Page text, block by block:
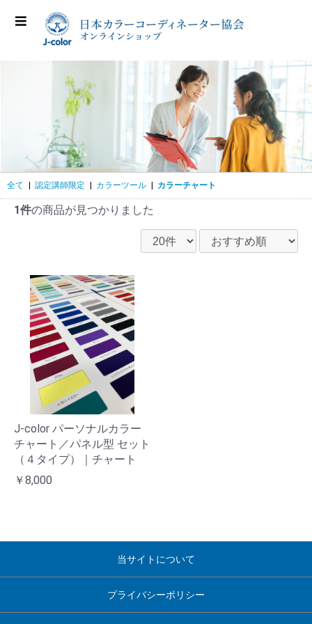
全て 認定講師限定 カラーツール カラーチャート
1件の商品が見つかりました
J-color パーソナルカラー
チャート／パネル型 セット
（４タイプ）｜チャート
￥8,000
当サイトについて
プライバシーポリシー